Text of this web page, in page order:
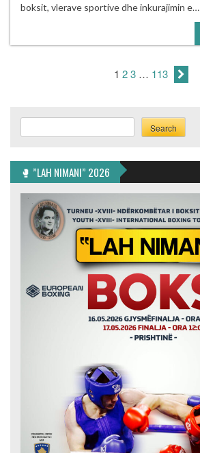
boksit, vlerave sportive dhe inkurajimin e…
1 23 … 113
Search
🥊 ”LAH NIMANI” 2026